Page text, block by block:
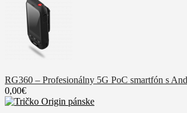
RG360 – Profesionálny 5G PoC smartfón s
0,00€